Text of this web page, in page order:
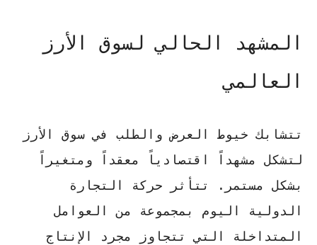
المشهد الحالي لسوق الأرز
العالمي
تتشابك خيوط العرض والطلب في سوق الأرز
لتشكل مشهداً اقتصادياً معقداً ومتغيراً
بشكل مستمر.
تتأثر حركة التجارة
الدولية اليوم بمجموعة من العوامل
المتداخلة التي تتجاوز مجرد الإنتاج